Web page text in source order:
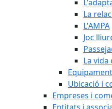
La
L'AMPA
Joc
La
Equipament
Ubicació i
Empreses i